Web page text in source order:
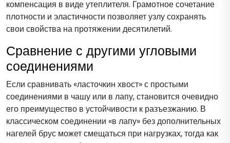
компенсация в виде утеплителя. Грамотное сочетание
плотности и эластичности позволяет узлу сохранять
свои свойства на протяжении десятилетий.
Сравнение с другими угловыми
соединениями
Если сравнивать «ласточкин хвост» с простыми
соединениями в чашу или в лапу, становится очевидно
его преимущество в устойчивости к разъезжанию. В
классическом соединении «в лапу» без дополнительных
нагелей брус может смещаться при нагрузках, тогда как